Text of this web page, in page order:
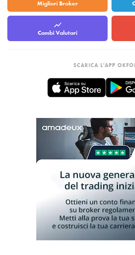
Migliori Broker
Cambi Valutari
SCARICA L'APP